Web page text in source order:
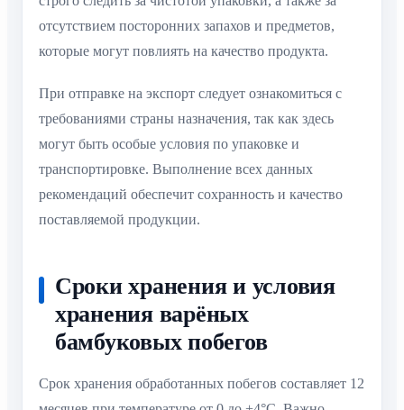
отсутствием посторонних запахов и предметов,
которые могут повлиять на качество продукта.
При отправке на экспорт следует ознакомиться с
требованиями страны назначения, так как здесь
могут быть особые условия по упаковке и
транспортировке. Выполнение всех данных
рекомендаций обеспечит сохранность и качество
поставляемой продукции.
Сроки хранения и условия
хранения варёных
бамбуковых побегов
Срок хранения обработанных побегов составляет 12